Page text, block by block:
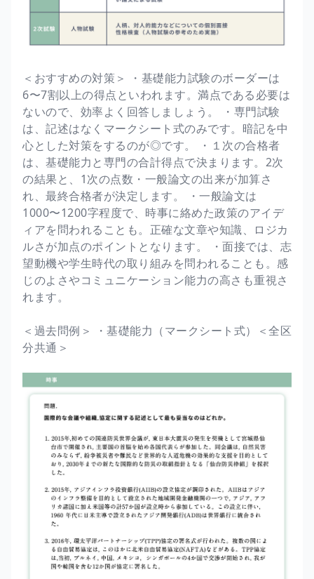
＜おすすめの対策＞ ・基礎能力試験のボーダーは
6〜7割以上の得点といわれます。満点である必要は
ないので、効率よく回答しましょう。 ・専門試験
は、記述はなくマークシート式のみです。暗記を中
心とした対策をするのが◎です。 ・１次の合格者
は、基礎能力と専門の合計得点で決まります。2次
の結果と、1次の点数・一般論文の出来が加算さ
れ、最終合格者が決定します。 ・一般論文は
1000〜1200字程度で、時事に絡めた政策のアイデ
ィアを問われることも。正確な文章や知識、ロジカ
ルさが加点のポイントとなります。 ・面接では、志
望動機や学生時代の取り組みを問われることも。感
じのよさやコミュニケーション能力の高さも重視さ
れます。
＜過去問例＞ ・基礎能力（マークシート式）＜全区
分共通＞